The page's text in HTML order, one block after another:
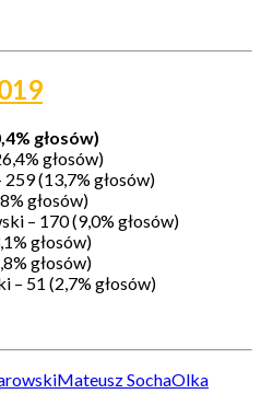
głosów)
głosów)
259 (13,7% głosów)
głosów)
– 170 (9,0% głosów)
głosów)
głosów)
– 51 (2,7% głosów)
Mateusz SochaOlka